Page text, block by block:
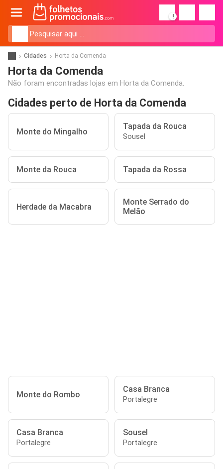
!
Cidades Horta da Comenda
Horta da Comenda
Não foram encontradas lojas em Horta da Comenda.
Cidades perto de Horta da Comenda
Monte do Mingalho
Tapada da Rouca
Sousel
Monte da Rouca Tapada da Rossa
Herdade da Macabra
Monte Serrado do
Melão
Monte do Rombo
Casa Branca
Portalegre
Casa Branca
Portalegre
Sousel
Portalegre